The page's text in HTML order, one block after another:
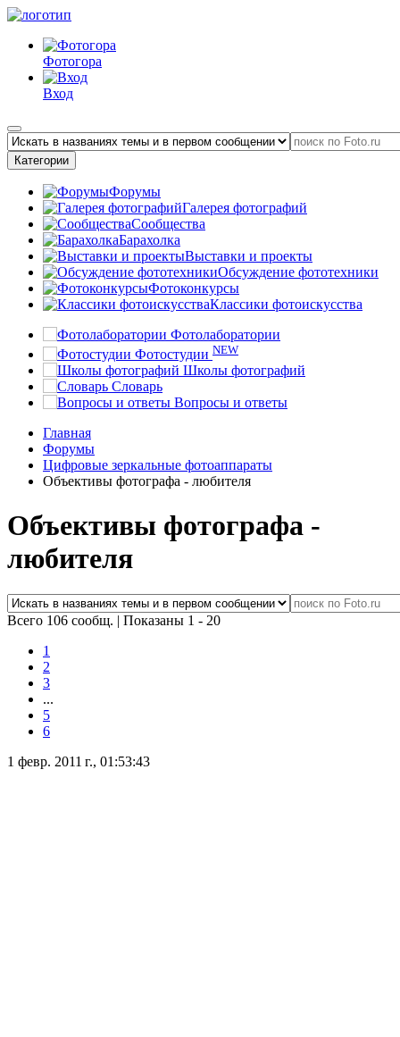
Фотогора
Вход
Категории
Форумы
Галерея фотографий
Сообщества
Барахолка
Выставки и проекты
Обсуждение фототехники
Фотоконкурсы
Классики фотоискусства
Фотолаборатории
Фотостудии NEW
Школы фотографий
Словарь
Вопросы и ответы
Главная
Форумы
Цифровые зеркальные фотоаппараты
Объективы фотографа - любителя
Объективы фотографа -
любителя
Всего 106 сообщ. | Показаны 1 - 20
1
2
3
...
5
6
1 февр. 2011 г., 01:53:43